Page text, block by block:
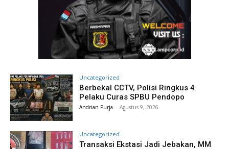
Uncategorized
Berbekal CCTV, Polisi Ringkus 4
Pelaku Curas SPBU Pendopo
Andrian Purja - Agustus 9, 2026
Uncategorized
Transaksi Ekstasi Jadi Jebakan, MM